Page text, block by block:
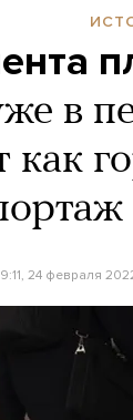
в
24 февраля